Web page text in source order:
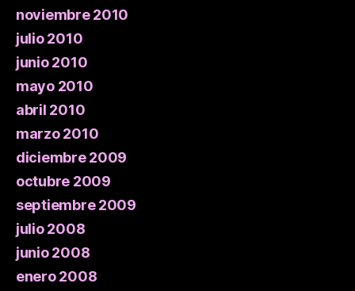
noviembre 2010
julio 2010
junio 2010
mayo 2010
abril 2010
marzo 2010
diciembre 2009
octubre 2009
septiembre 2009
julio 2008
junio 2008
enero 2008